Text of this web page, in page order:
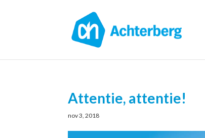
Attentie, attentie!
nov 3, 2018